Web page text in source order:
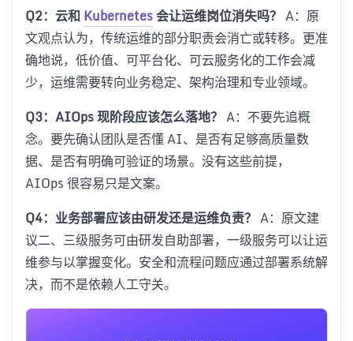
Q2：云和 Kubernetes会让运维岗位消失吗？ A：原
文观点认为，传统运维的部分职责会消亡或转移。更准
确地说，低价值、可平台化、可云服务化的工作会减
少，运维需要转向业务稳定、架构治理和专业领域。
Q3：AIOps 现阶段应该怎么落地？ A：不要先追概
念。要先确认团队是否懂 AI、是否有足够高质量数
据、是否有明确可验证的场景。没有这些前提，
AIOps 很容易只是文案。
Q4：业务部署应该由研发还是运维负责？ A：原文建
议二、三级服务可由研发自助部署，一级服务可以让运
维参与以掌握变化。安全和流程问题应通过部署系统解
决，而不是依赖人工守关。